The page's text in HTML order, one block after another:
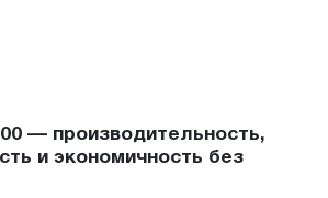
— производительность,
и экономичность без